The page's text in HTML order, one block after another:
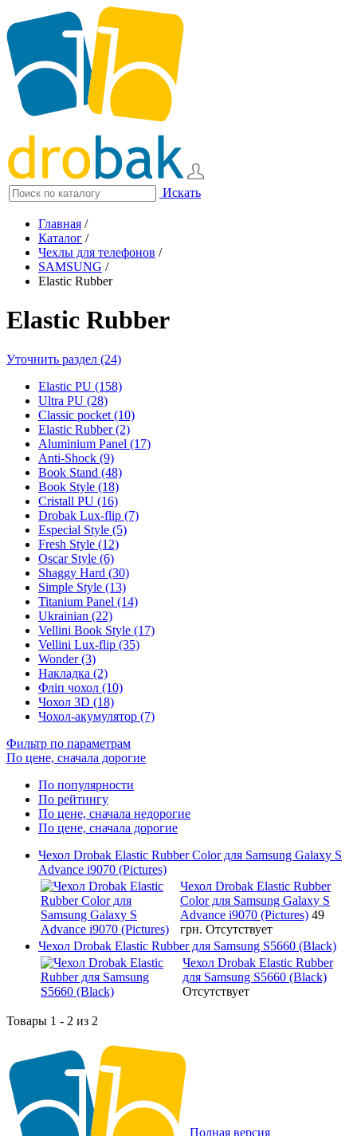
Искать
Главная /
Каталог /
Чехлы для телефонов /
SAMSUNG /
Elastic Rubber
Elastic Rubber
Уточнить раздел (24)
Elastic PU (158)
Ultra PU (28)
Classic pocket (10)
Elastic Rubber (2)
Aluminium Panel (17)
Anti-Shock (9)
Book Stand (48)
Book Style (18)
Cristall PU (16)
Drobak Lux-flip (7)
Especial Style (5)
Fresh Style (12)
Oscar Style (6)
Shaggy Hard (30)
Simple Style (13)
Titanium Panel (14)
Ukrainian (22)
Vellini Book Style (17)
Vellini Lux-flip (35)
Wonder (3)
Накладка (2)
Фліп чохол (10)
Чохол 3D (18)
Чохол-акумулятор (7)
Фильтр по параметрам
По цене, сначала дорогие
По популярности
По рейтингу
По цене, сначала недорогие
По цене, сначала дорогие
Чехол Drobak Elastic Rubber Color для Samsung Galaxy S
Advance i9070 (Pictures)
Чехол Drobak Elastic Rubber
Color для Samsung Galaxy S
Advance i9070 (Pictures) 49
грн. Отсутствует
Чехол Drobak Elastic Rubber для Samsung S5660 (Black)
Чехол Drobak Elastic Rubber
для Samsung S5660 (Black)
Отсутствует
Товары 1 - 2 из 2
Полная версия